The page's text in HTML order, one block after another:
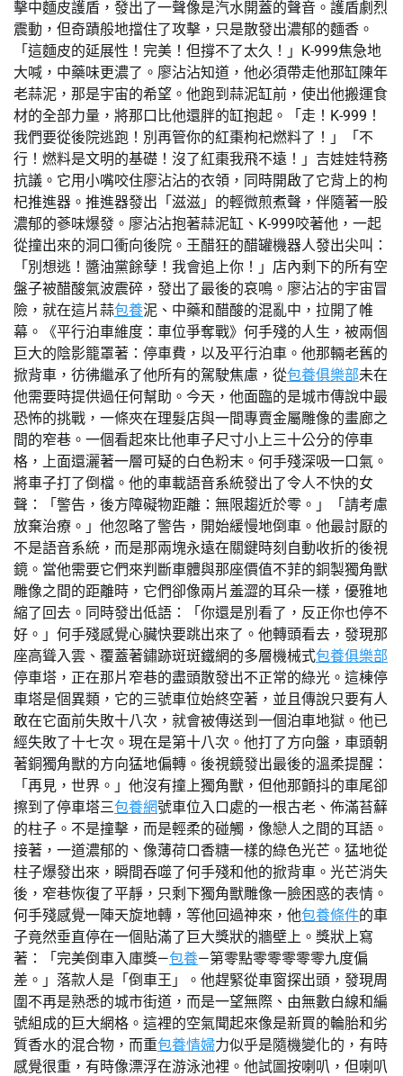
擊中麵皮護盾，發出了一聲像是汽水開蓋的聲音。護盾劇烈
震動，但奇蹟般地擋住了攻擊，只是散發出濃郁的麵香。
「這麵皮的延展性！完美！但撐不了太久！」K-999焦急地
大喊，中藥味更濃了。廖沾沾知道，他必須帶走他那缸陳年
老蒜泥，那是宇宙的希望。他跑到蒜泥缸前，使出他搬運食
材的全部力量，將那口比他還胖的缸抱起。「走！K-999！
我們要從後院逃跑！別再管你的紅棗枸杞燃料了！」「不
行！燃料是文明的基礎！沒了紅棗我飛不遠！」吉娃娃特務
抗議。它用小嘴咬住廖沾沾的衣領，同時開啟了它背上的枸
杞推進器。推進器發出「滋滋」的輕微煎煮聲，伴隨著一股
濃郁的蔘味爆發。廖沾沾抱著蒜泥缸、K-999咬著他，一起
從撞出來的洞口衝向後院。王醋狂的醋罐機器人發出尖叫：
「別想逃！醬油黨餘孽！我會追上你！」店內剩下的所有空
盤子被醋酸氣波震碎，發出了最後的哀鳴。廖沾沾的宇宙冒
險，就在這片蒜包養泥、中藥和醋酸的混亂中，拉開了帷
幕。《平行泊車維度：車位爭奪戰》何手殘的人生，被兩個
巨大的陰影籠罩著：停車費，以及平行泊車。他那輛老舊的
掀背車，彷彿繼承了他所有的駕駛焦慮，從包養俱樂部未在
他需要時提供過任何幫助。今天，他面臨的是城市傳說中最
恐怖的挑戰，一條夾在理髮店與一間專賣金屬雕像的畫廊之
間的窄巷。一個看起來比他車子尺寸小上三十公分的停車
格，上面還灑著一層可疑的白色粉末。何手殘深吸一口氣。
將車子打了倒檔。他的車載語音系統發出了令人不快的女
聲：「警告，後方障礙物距離：無限趨近於零。」「請考慮
放棄治療。」他忽略了警告，開始緩慢地倒車。他最討厭的
不是語音系統，而是那兩塊永遠在關鍵時刻自動收折的後視
鏡。當他需要它們來判斷車體與那座價值不菲的銅製獨角獸
雕像之間的距離時，它們卻像兩片羞澀的耳朵一樣，優雅地
縮了回去。同時發出低語：「你還是別看了，反正你也停不
好。」何手殘感覺心臟快要跳出來了。他轉頭看去，發現那
座高聳入雲、覆蓋著鏽跡斑斑鐵網的多層機械式包養俱樂部
停車塔，正在那片窄巷的盡頭散發出不正常的綠光。這棟停
車塔是個異類，它的三號車位始終空著，並且傳說只要有人
敢在它面前失敗十八次，就會被傳送到一個泊車地獄。他已
經失敗了十七次。現在是第十八次。他打了方向盤，車頭朝
著銅獨角獸的方向猛地偏轉。後視鏡發出最後的溫柔提醒：
「再見，世界。」他沒有撞上獨角獸，但他那顫抖的車尾卻
擦到了停車塔三包養網號車位入口處的一根古老、佈滿苔蘚
的柱子。不是撞擊，而是輕柔的碰觸，像戀人之間的耳語。
接著，一道濃郁的、像薄荷口香糖一樣的綠色光芒。猛地從
柱子爆發出來，瞬間吞噬了何手殘和他的掀背車。光芒消失
後，窄巷恢復了平靜，只剩下獨角獸雕像一臉困惑的表情。
何手殘感覺一陣天旋地轉，等他回過神來，他包養條件的車
子竟然垂直停在一個貼滿了巨大獎狀的牆壁上。獎狀上寫
著：「完美倒車入庫獎—包養—第零點零零零零零九度偏
差。」落款人是「倒車王」。他趕緊從車窗探出頭，發現周
圍不再是熟悉的城市街道，而是一望無際、由無數白線和編
號組成的巨大網格。這裡的空氣聞起來像是新買的輪胎和劣
質香水的混合物，而重包養情婦力似乎是隨機變化的，有時
感覺很重，有時像漂浮在游泳池裡。他試圖按喇叭，但喇叭